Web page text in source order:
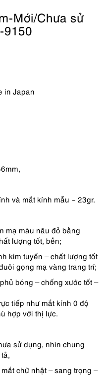
Mới/Chưa sử
9150
₫.
in Japan
và mắt kính mẫu ~ 23gr.
mạ màu nâu đỏ bằng
lượng tốt, bền;
kim tuyến – chất lượng tốt
gọng mạ vàng trang trí;
bóng – chống xước tốt –
tiếp như mắt kính 0 độ
hợp với thị lực.
sử dụng, nhìn chung
chữ nhật – sang trọng –